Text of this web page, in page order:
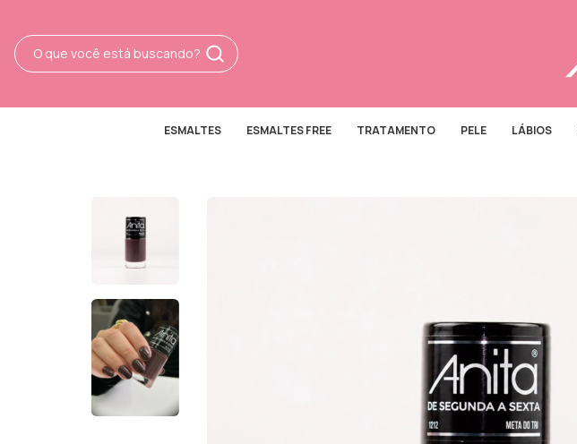
ESMALTES ESMALTES FREE TRATAMENTO PELE LÁBIOS